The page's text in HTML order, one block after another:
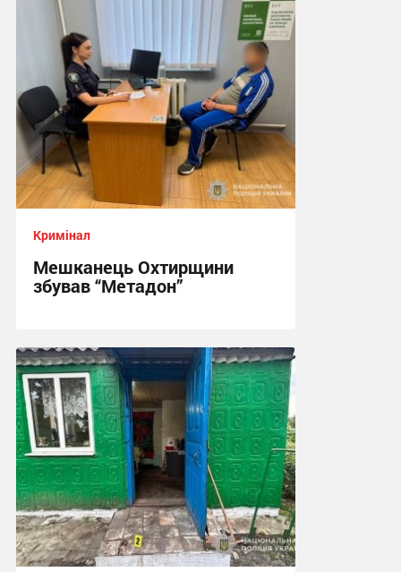
16:44, 4.08.2026
Кримінал
Мешканець Охтирщини
збував “Метадон”
12:10, 1.08.2026